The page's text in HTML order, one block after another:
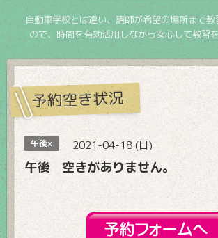
自動車学校とは違い、講師が希望の場所まで
ので、時間を有効活用しながら安心して教習
予約空き状況
午後× 2021-04-18 (日)
午後 空きがありません。